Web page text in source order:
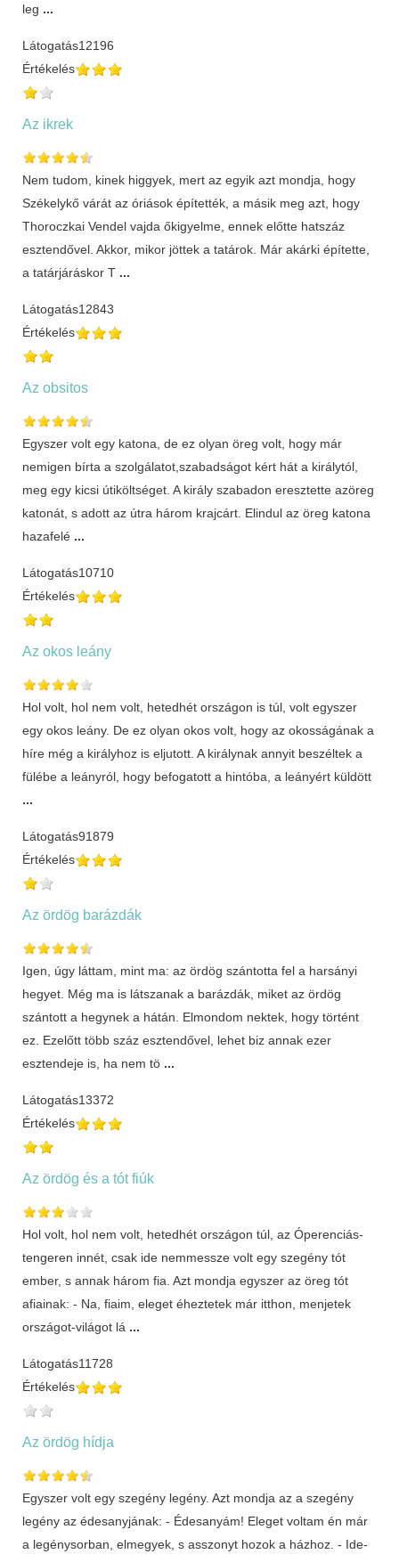
leg ...
Látogatás12196
Értékelés
Az ikrek
Nem tudom, kinek higgyek, mert az egyik azt mondja, hogy
Székelykő várát az óriások építették, a másik meg azt, hogy
Thoroczkai Vendel vajda őkigyelme, ennek előtte hatszáz
esztendővel. Akkor, mikor jöttek a tatárok. Már akárki építette,
a tatárjáráskor T ...
Látogatás12843
Értékelés
Az obsitos
Egyszer volt egy katona, de ez olyan öreg volt, hogy már
nemigen bírta a szolgálatot,szabadságot kért hát a királytól,
meg egy kicsi útiköltséget. A király szabadon eresztette azöreg
katonát, s adott az útra három krajcárt. Elindul az öreg katona
hazafelé ...
Látogatás10710
Értékelés
Az okos leány
Hol volt, hol nem volt, hetedhét országon is túl, volt egyszer
egy okos leány. De ez olyan okos volt, hogy az okosságának a
híre még a királyhoz is eljutott. A királynak annyit beszéltek a
fülébe a leányról, hogy befogatott a hintóba, a leányért küldött
...
Látogatás91879
Értékelés
Az ördög barázdák
Igen, úgy láttam, mint ma: az ördög szántotta fel a harsányi
hegyet. Még ma is látszanak a barázdák, miket az ördög
szántott a hegynek a hátán. Elmondom nektek, hogy történt
ez. Ezelőtt több száz esztendővel, lehet biz annak ezer
esztendeje is, ha nem tö ...
Látogatás13372
Értékelés
Az ördög és a tót fiúk
Hol volt, hol nem volt, hetedhét országon túl, az Óperenciás-
tengeren innét, csak ide nemmessze volt egy szegény tót
ember, s annak három fia. Azt mondja egyszer az öreg tót
afiainak: - Na, fiaim, eleget éheztetek már itthon, menjetek
országot-világot lá ...
Látogatás11728
Értékelés
Az ördög hídja
Egyszer volt egy szegény legény. Azt mondja az a szegény
legény az édesanyjának: - Édesanyám! Eleget voltam én már
a legénysorban, elmegyek, s asszonyt hozok a házhoz. - Ide-